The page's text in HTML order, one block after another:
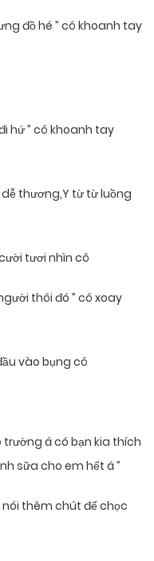
đồ hé ” cô khoanh tay
hứ ” cô khoanh tay
thương,Y từ từ luồng
tươi nhìn cô
thôi đó ” cô xoay
vào bụng cô
trường á có bạn kia thích
sữa cho em hết á ”
nói thêm chút để chọc